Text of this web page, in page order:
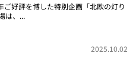
好評を博した特別企画「北欧の灯り
は、...
2025.10.02